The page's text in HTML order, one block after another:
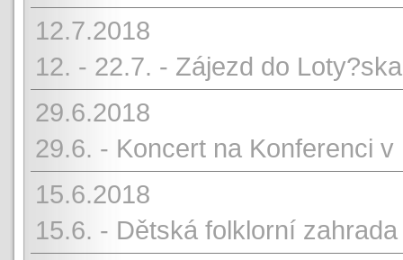
12.7.2018
12. - 22.7. - Zájezd do Loty?ska
29.6.2018
29.6. - Koncert na Konferenci
15.6.2018
15.6. - Dětská folklorní